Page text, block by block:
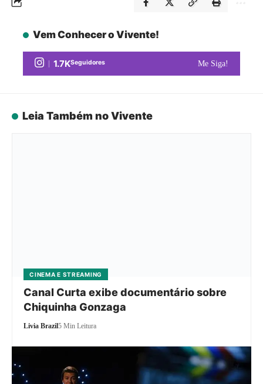
Vem Conhecer o Vivente!
1.7KSeguidores Me Siga!
Leia Também no Vivente
CINEMA E STREAMING
Canal Curta exibe documentário sobre
Chiquinha Gonzaga
Livia Brazil5 Min Leitura